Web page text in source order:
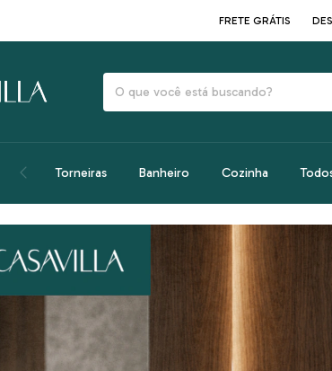
FRETE GRÁTIS DESCONTO
Torneiras Banheiro Cozinha